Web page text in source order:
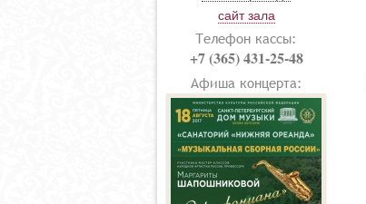
сайт зала
Телефон кассы:
+7 (365) 431-25-48
Афиша концерта: